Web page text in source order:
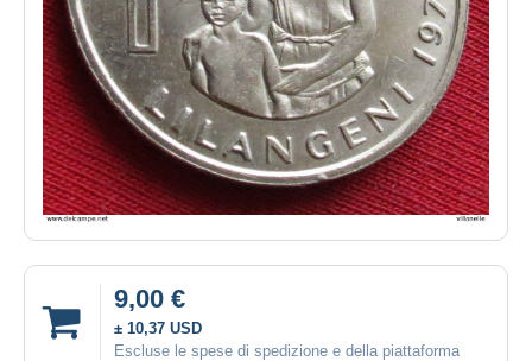
9,00 €
± 10,37 USD
Escluse le spese di spedizione e della piattaforma